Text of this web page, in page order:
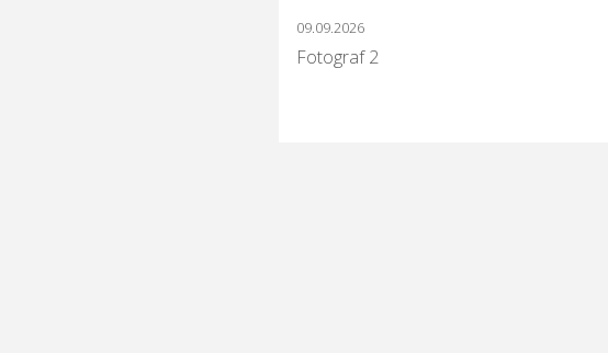
09.09.2026
Fotograf 2